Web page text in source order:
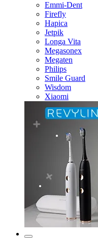
Emmi-Dent
Firefly
Hapica
Jetpik
Longa Vita
Megasonex
Megaten
Philips
Smile Guard
Wisdom
Xiaomi